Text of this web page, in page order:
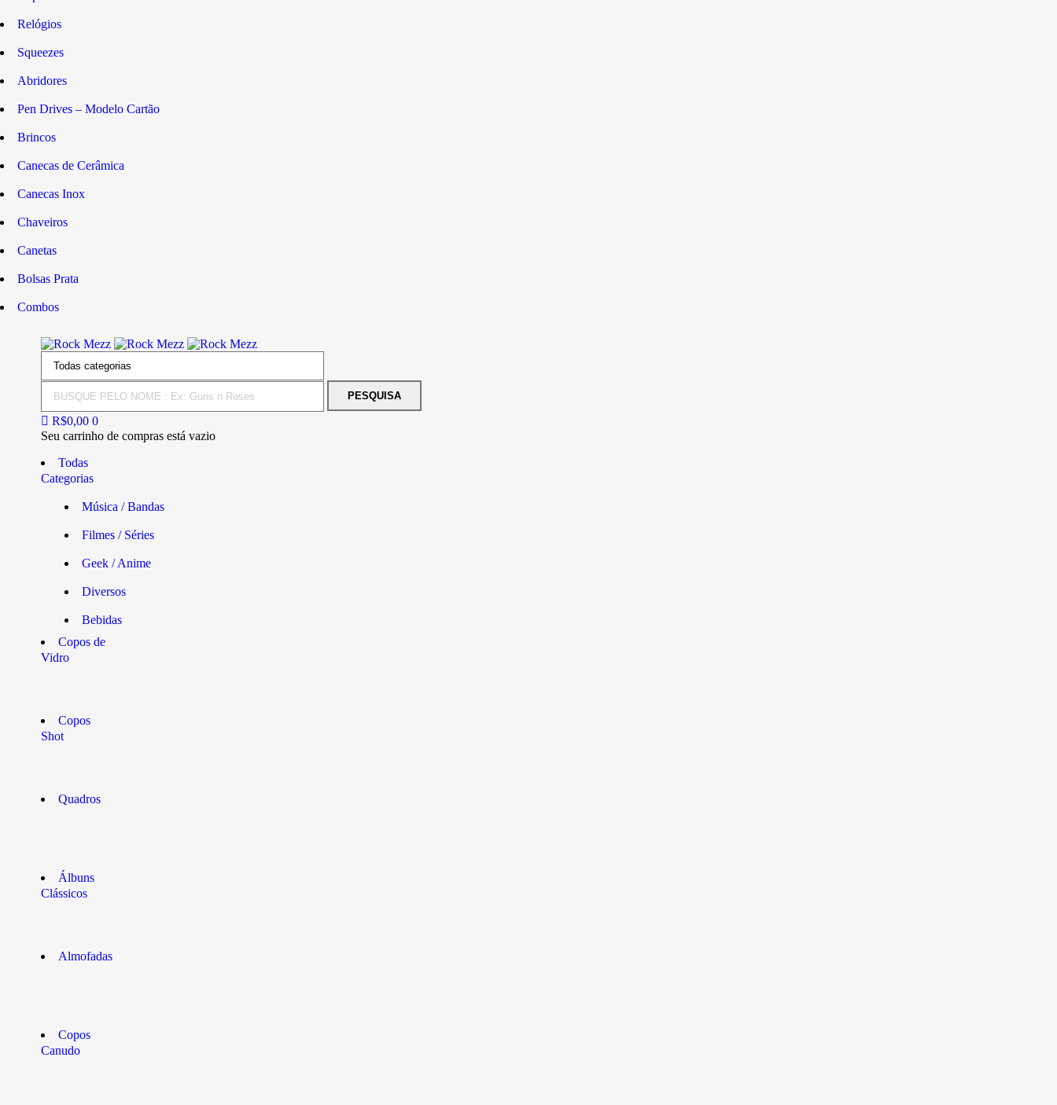
Relógios
Squeezes
Abridores
Pen Drives – Modelo Cartão
Brincos
Canecas de Cerâmica
Canecas Inox
Chaveiros
Canetas
Bolsas Prata
Combos
R$0,00 0
Seu carrinho de compras está vazio
Todas
Categorias
Música / Bandas
Filmes / Séries
Geek / Anime
Diversos
Bebidas
Copos de
Vidro
Copos
Shot
Quadros
Álbuns
Clássicos
Almofadas
Copos
Canudo